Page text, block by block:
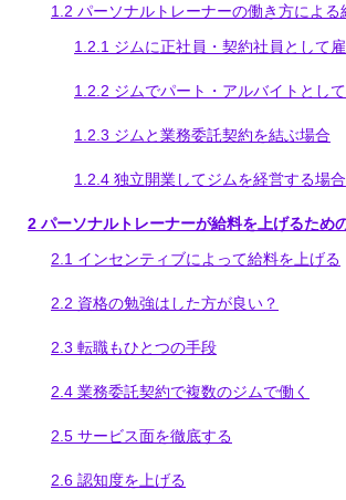
1.2 パーソナルトレーナーの働き方による
1.2.1 ジムに正社員・契約社員として
1.2.2 ジムでパート・アルバイトとし
1.2.3 ジムと業務委託契約を結ぶ場合
1.2.4 独立開業してジムを経営する場合
2 パーソナルトレーナーが給料を上げるため
2.1 インセンティブによって給料を上げる
2.2 資格の勉強はした方が良い？
2.3 転職もひとつの手段
2.4 業務委託契約で複数のジムで働く
2.5 サービス面を徹底する
2.6 認知度を上げる